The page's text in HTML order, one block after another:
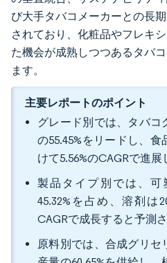
び大手タバコメーカーとの長
されており、化粧品やフレキ
た機会が成熟しつつあるタバ
ます。
主要レポートのポイント
グレード別では、タバコ
の55.45%をリードし、食
けて5.56%のCAGRで進展
製品タイプ別では、可
45.32%を占め、溶剤は
CAGRで成長すると予測
原料別では、合成グリセ